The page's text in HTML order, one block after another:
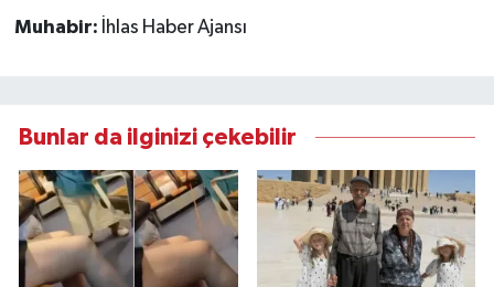
Muhabir: İhlas Haber Ajansı
Bunlar da ilginizi çekebilir